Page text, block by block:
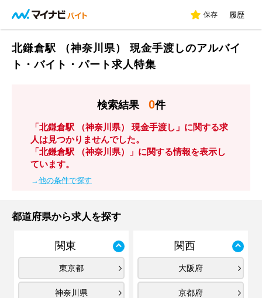
保存 履歴
北鎌倉駅 （神奈川県） 現金手渡しのアルバイ
ト・バイト・パート求人特集
検索結果 0件
「北鎌倉駅 （神奈川県） 現金手渡し」に関する求
人は見つかりませんでした。
「北鎌倉駅 （神奈川県）」に関する情報を表示し
ています。
→他の条件で探す
都道府県から求人を探す
関東
東京都
神奈川県
関西
大阪府
京都府